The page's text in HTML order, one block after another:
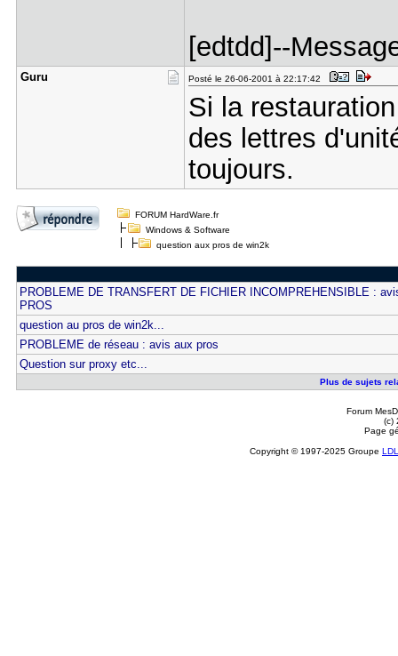
[edtdd]--
Guru Posté le 26-06-2001 à 22:17:42
Si la
des lettres
toujours.
FORUM HardWare.fr
Windows & Software
question aux pros de win2k
PROBLEME DE TRANSFERT DE FICHIER INCOMPREHENSIBLE :
PROS
question au pros de win2k...
PROBLEME de réseau : avis aux pros
Question sur proxy etc...
Plus de sujets
Forum
(c)
Page
Copyright © 1997-2025 Groupe